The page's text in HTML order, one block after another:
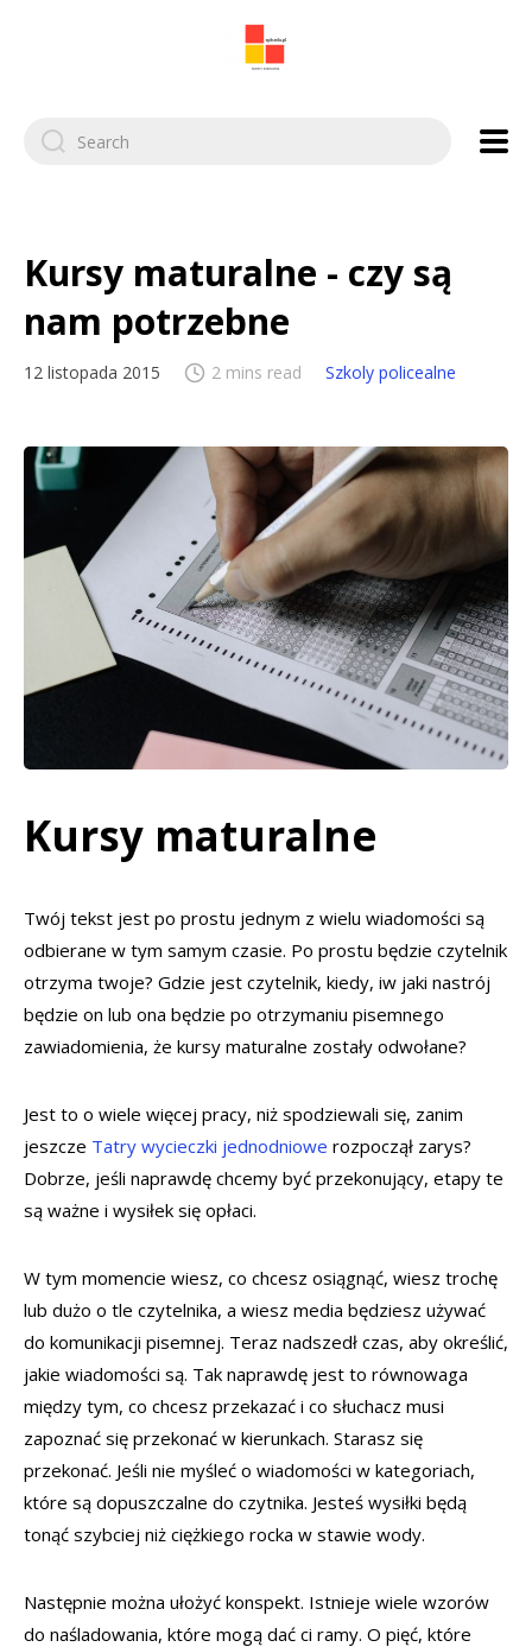
Search
for:
Kursy maturalne - czy są
nam potrzebne
12 listopada 2015 2 mins read Szkoly policealne
Kursy maturalne
Twój tekst jest po prostu jednym z wielu wiadomości są
odbierane w tym samym czasie. Po prostu będzie czytelnik
otrzyma twoje? Gdzie jest czytelnik, kiedy, iw jaki nastrój
będzie on lub ona będzie po otrzymaniu pisemnego
zawiadomienia, że kursy maturalne zostały odwołane?
Jest to o wiele więcej pracy, niż spodziewali się, zanim
jeszcze Tatry wycieczki jednodniowe rozpoczął zarys?
Dobrze, jeśli naprawdę chcemy być przekonujący, etapy te
są ważne i wysiłek się opłaci.
W tym momencie wiesz, co chcesz osiągnąć, wiesz trochę
lub dużo o tle czytelnika, a wiesz media będziesz używać
do komunikacji pisemnej. Teraz nadszedł czas, aby określić,
jakie wiadomości są. Tak naprawdę jest to równowaga
między tym, co chcesz przekazać i co słuchacz musi
zapoznać się przekonać w kierunkach. Starasz się
przekonać. Jeśli nie myśleć o wiadomości w kategoriach,
które są dopuszczalne do czytnika. Jesteś wysiłki będą
tonąć szybciej niż ciężkiego rocka w stawie wody.
Następnie można ułożyć konspekt. Istnieje wiele wzorów
do naśladowania, które mogą dać ci ramy. O pięć, które